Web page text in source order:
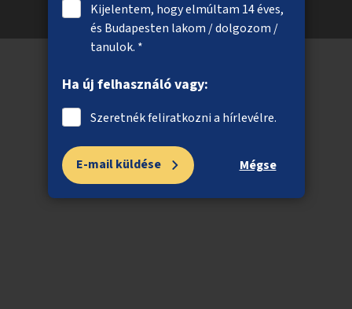
Kijelentem, hogy elmúltam 14 éves,
és Budapesten lakom / dolgozom /
tanulok. *
Ha új felhasználó vagy:
Szeretnék feliratkozni a hírlevélre.
E-mail küldése Mégse